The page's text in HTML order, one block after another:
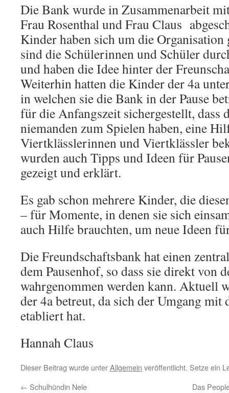
Die Bank wurde in Zusammenarbeit
Frau Rosenthal und Frau Claus
Kinder haben sich um die
sind die Schülerinnen und Schüler
und haben die Idee hinter der
Weiterhin hatten die Kinder der 4a
in welchen sie die Bank in der Pause
für die Anfangszeit sichergestellt, dass
niemanden zum Spielen haben, eine
Viertklässlerinnen und Viertklässler
wurden auch Tipps und Ideen für
gezeigt und erklärt.
Es gab schon mehrere Kinder, die
– für Momente, in denen sie sich
auch Hilfe brauchten, um neue Ideen
Die Freundschaftsbank hat einen
dem Pausenhof, so dass sie direkt von
wahrgenommen werden kann. Aktuell
der 4a betreut, da sich der Umgang mit
etabliert hat.
Hannah Claus
Dieser Beitrag wurde unterAllgemein veröffentlicht. Setze ein
← Schulhündin Nele Das